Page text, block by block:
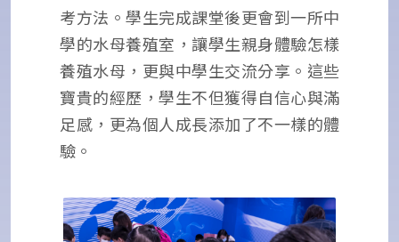
考方法。學生完成課堂後更會到一所中
學的水母養殖室，讓學生親身體驗怎樣
養殖水母，更與中學生交流分享。這些
寶貴的經歷，學生不但獲得自信心與滿
足感，更為個人成長添加了不一樣的體
驗。